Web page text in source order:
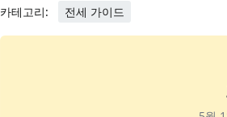
카테고리:
전세 가이드